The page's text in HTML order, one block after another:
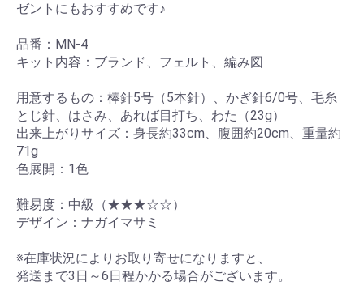
ゼントにもおすすめです♪
品番：MN-4
キット内容：ブランド、フェルト、編み図
用意するもの：棒針5号（5本針）、かぎ針6/0号、毛糸
とじ針、はさみ、あれば目打ち、わた（23g）
出来上がりサイズ：身長約33cm、腹囲約20cm、重量約
71g
色展開：1色
難易度：中級（★★★☆☆）
デザイン：ナガイマサミ
※在庫状況によりお取り寄せになりますと、
発送まで3日～6日程かかる場合がございます。